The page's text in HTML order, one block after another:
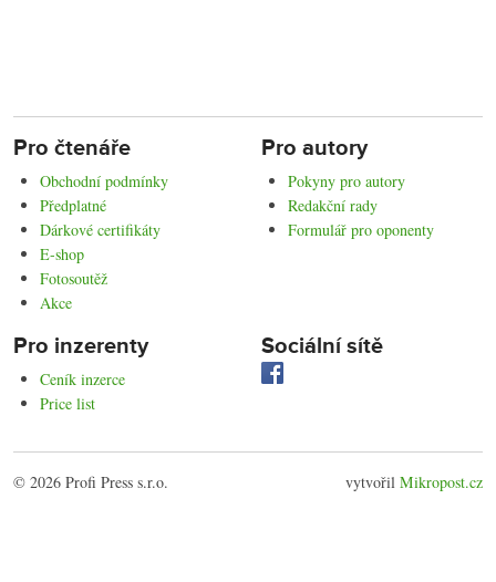
Pro čtenáře
Obchodní podmínky
Předplatné
Dárkové certifikáty
E-shop
Fotosoutěž
Akce
Pro autory
Pokyny pro autory
Redakční rady
Formulář pro oponenty
Pro inzerenty
Ceník inzerce
Price list
Sociální sítě
© 2026 Profi Press s.r.o. vytvořil Mikropost.cz